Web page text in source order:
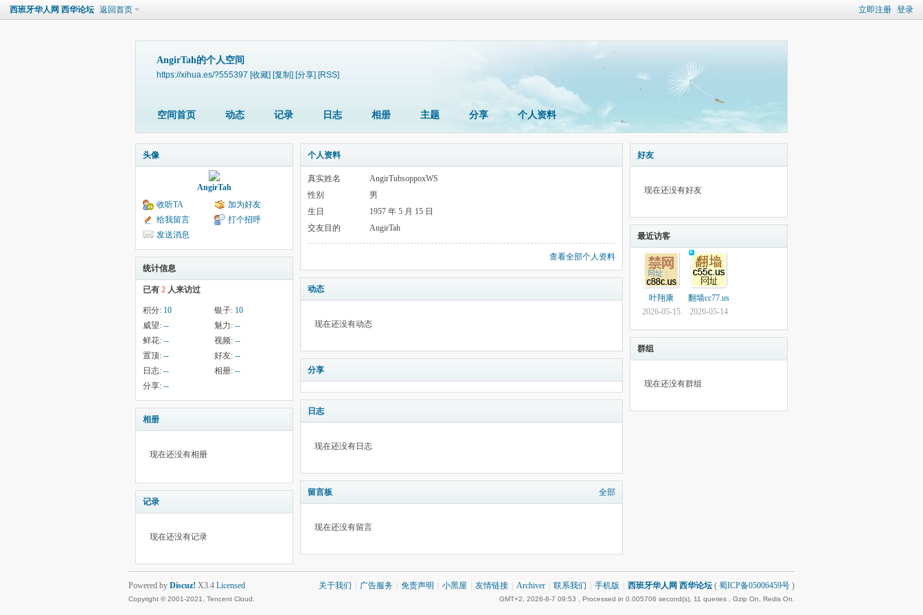
立即注册 登录
西班牙华人网 西华论坛 返回首页
AngirTah的个人空间
https://xihua.es/?555397 [收藏] [复制] [分享] [RSS]
空间首页 动态 记录 日志 相册 主题 分享 个人资料
头像
AngirTah
收听TA
加为好友
给我留言
打个招呼
发送消息
统计信息
已有 2 人来访过
积分: 10 银子: 10
威望: -- 魅力: --
鲜花: -- 视频: --
置顶: -- 好友: --
日志: -- 相册: --
分享: --
相册
现在还没有相册
记录
现在还没有记录
个人资料
真实姓名
AngirTubsoppoxWS
性别
男
生日
1957 年 5 月 15 日
交友目的
AngirTah
查看全部个人资料
动态
现在还没有动态
分享
日志
现在还没有日志
留言板 全部
现在还没有留言
好友
现在还没有好友
最近访客
叶翔康
2026-05-15
翻墙cc77.us
2026-05-14
群组
现在还没有群组
关于我们 广告服务 免责声明 小黑屋 友情链接 Archiver 联系我们 手机版 西班牙华人网 西华论坛 ( 蜀ICP备05006459号 )
GMT+2, 2026-8-7 09:53 , Processed in 0.005706 second(s), 11 queries , Gzip On, Redis On.
Powered by Discuz! X3.4 Licensed
Copyright © 2001-2021, Tencent Cloud.